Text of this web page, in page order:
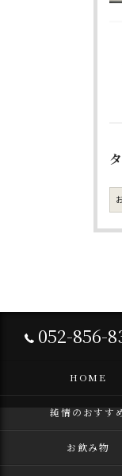
052-856-
HOME
純情のおすす
お飲み物